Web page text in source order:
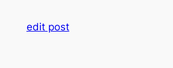
edit post